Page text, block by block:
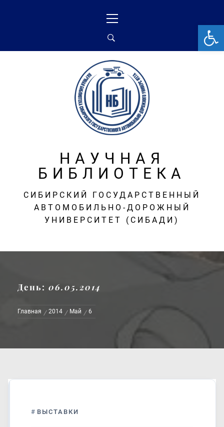
меню
НАУЧНАЯ
БИБЛИОТЕКА
СИБИРСКИЙ ГОСУДАРСТВЕННЫЙ
АВТОМОБИЛЬНО-ДОРОЖНЫЙ
УНИВЕРСИТЕТ (СИБАДИ)
День: 06.05.2014
Главная 2014 Май 6
# ВЫСТАВКИ